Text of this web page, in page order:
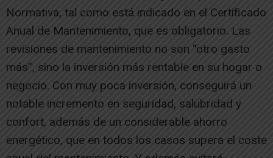
Normativa, tal como está indicado en el Certificado
Anual de Mantenimiento, que es obligatorio. Las
revisiones de mantenimiento no son “otro gasto
más”, sino la inversión más rentable en su hogar o
negocio. Con muy poca inversión, conseguirá un
notable incremento en seguridad, salubridad y
confort, además de un considerable ahorro
energético, que en todos los casos supera el coste